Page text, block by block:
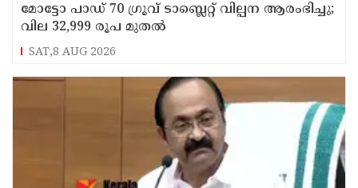
മോട്ടോ പാഡ് 70 ഗ്രൂവ് ടാബ്ലെറ്റ് വില്പന ആരംഭിച്ചു;
വില 32,999 രൂപ മുതൽ
SAT,8 AUG 2026